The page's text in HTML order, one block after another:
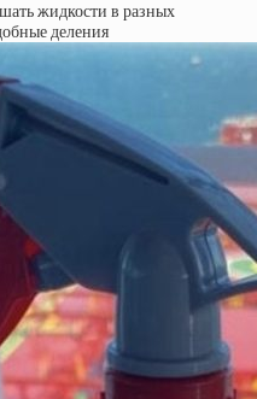
жидкости в разных
деления